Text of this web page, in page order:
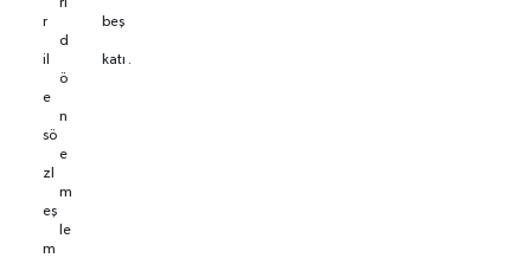
r
il
e
sö
zl
eş
m
ri
d
ö
n
e
m
le
beş
katı .